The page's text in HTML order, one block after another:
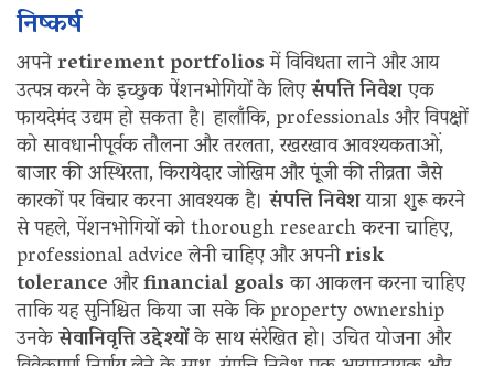
निष्कर्ष
अपनेretirement portfoliosमें विविधता लाने और आय
उत्पन्न करने के इच्छुक पेंशनभोगियों के लिएसंपत्ति निवेशएक
फायदेमंद उद्यम हो सकता है। हालाँकि, professionals और विपक्षों
को सावधानीपूर्वक तौलना और तरलता, रखरखाव आवश्यकताओं,
बाजार की अस्थिरता, किरायेदार जोखिम और पूंजी की तीव्रता जैसे
कारकों पर विचार करना आवश्यक है। संपत्ति निवेशयात्रा शुरू करने
से पहले, पेंशनभोगियों को thorough research करना चाहिए,
professional advice लेनी चाहिए और अपनीrisk
toleranceऔरfinancial goalsका आकलन करना चाहिए
ताकि यह सुनिश्चित किया जा सके कि property ownership
उनकेसेवानिवृत्ति उद्देश्योंके साथ संरेखित हो। उचित योजना और